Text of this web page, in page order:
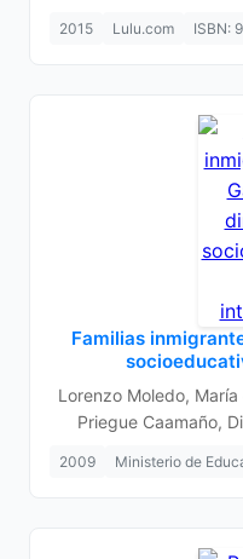
2015 Lulu.com ISBN:
Familias
Lorenzo Moledo,
Priegue Caamaño,
2009 Ministerio de